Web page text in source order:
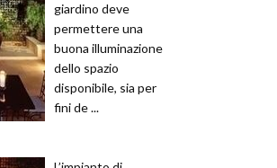
giardino deve
permettere una
buona illuminazione
dello spazio
disponibile, sia per
fini de ...